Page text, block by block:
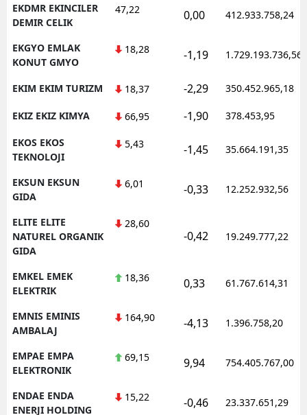
EKDMR EKINCILER
DEMIR CELIK
47,22 0,00 412.933.758,24
EKGYO EMLAK
KONUT GMYO
18,28 -1,19 1.729.193.736,56
EKIM EKIM TURIZM 18,37 -2,29 350.452.965,18
EKIZ EKIZ KIMYA 66,95 -1,90 378.453,95
EKOS EKOS
TEKNOLOJI
5,43 -1,45 35.664.191,35
EKSUN EKSUN
GIDA
6,01 -0,33 12.252.932,56
ELITE ELITE
NATUREL ORGANIK
GIDA
28,60
-0,42 19.249.777,22
EMKEL EMEK
ELEKTRIK
18,36 0,33 61.767.614,31
EMNIS EMINIS
AMBALAJ
164,90 -4,13 1.396.758,20
EMPAE EMPA
ELEKTRONIK
69,15 9,94 754.405.767,00
ENDAE ENDA
ENERJI HOLDING
15,22 -0,46 23.337.651,29